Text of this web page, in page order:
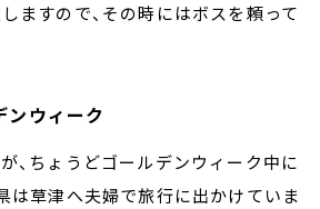
ますので、その時にはボスを頼って
ンウィーク
、ちょうどゴールデンウィーク中に
は草津へ夫婦で旅行に出かけていま